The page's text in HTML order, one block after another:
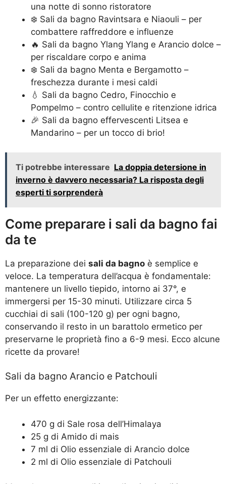
una notte di sonno ristoratore
❄️ Sali da bagno Ravintsara e Niaouli – per
combattere raffreddore e influenze
🔥 Sali da bagno Ylang Ylang e Arancio dolce –
per riscaldare corpo e anima
❄️ Sali da bagno Menta e Bergamotto –
freschezza durante i mesi caldi
💧 Sali da bagno Cedro, Finocchio e
Pompelmo – contro cellulite e ritenzione idrica
🎉 Sali da bagno effervescenti Litsea e
Mandarino – per un tocco di brio!
Ti potrebbe interessare La doppia detersione in
inverno è davvero necessaria? La risposta degli
esperti ti sorprenderà
Come preparare i sali da bagno fai
da te
La preparazione dei sali da bagno è semplice e
veloce. La temperatura dell’acqua è fondamentale:
mantenere un livello tiepido, intorno ai 37°, e
immergersi per 15-30 minuti. Utilizzare circa 5
cucchiai di sali (100-120 g) per ogni bagno,
conservando il resto in un barattolo ermetico per
preservarne le proprietà fino a 6-9 mesi. Ecco alcune
ricette da provare!
Sali da bagno Arancio e Patchouli
Per un effetto energizzante:
470 g di Sale rosa dell’Himalaya
25 g di Amido di mais
7 ml di Olio essenziale di Arancio dolce
2 ml di Olio essenziale di Patchouli